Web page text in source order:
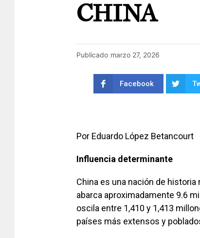
CHINA
Publicado marzo 27, 2026
Facebook
Por Eduardo López Betancourt
Influencia determinante
China es una nación de
abarca aproximadamente 9.6
oscila entre 1,410 y 1,413
países más extensos y